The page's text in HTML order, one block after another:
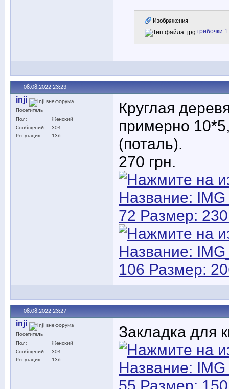
Изображения
грибочки
08.08.2022 23:23
inji
Посетитель
Пол
Женский
Сообщений
304
Репутация
136
Круглая
примерно
(поталь).
270 грн.
08.08.2022 23:27
inji
Посетитель
Пол
Женский
Сообщений
304
Репутация
136
Закладка для